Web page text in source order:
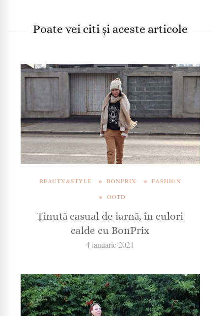
Poate vei citi și aceste articole
BEAUTY&STYLE BONPRIX
FASHION
OOTD
Ținută casual de iarnă, în culori
calde cu BonPrix
4 ianuarie 2021